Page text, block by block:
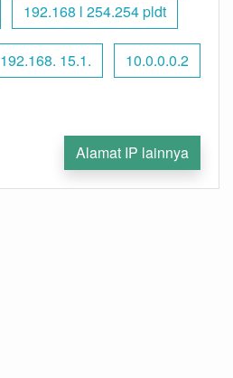
192.168 l 254.254 pldt
192.168. 15.1. 10.0.0.0.2
Alamat IP lainnya